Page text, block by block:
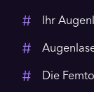
Ihr
Die